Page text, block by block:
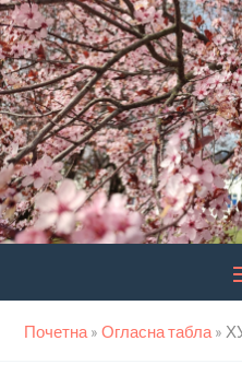
Почетна »Огласна табла »